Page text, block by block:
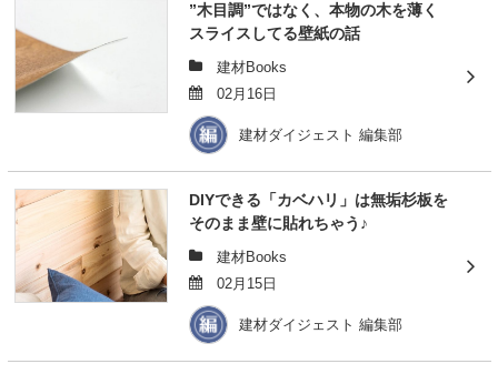
”木目調”ではなく、本物の木を薄く
スライスしてる壁紙の話
建材Books
02月16日
建材ダイジェスト 編集部
DIYできる「カベハリ」は無垢杉板を
そのまま壁に貼れちゃう♪
建材Books
02月15日
建材ダイジェスト 編集部